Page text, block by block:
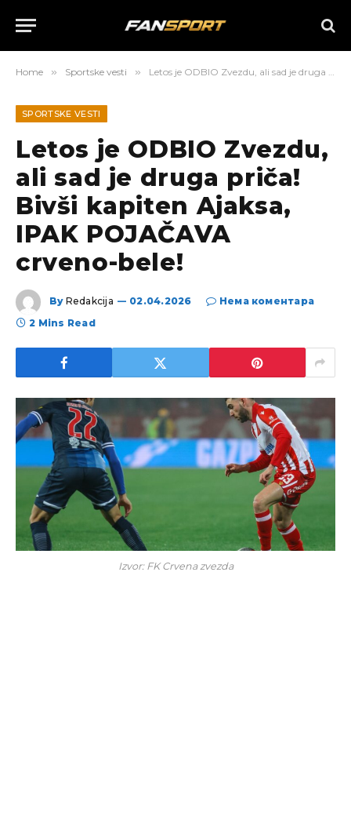
Home » Sportske vesti » Letos je ODBIO Zvezdu, ali sad je druga priča! Bivši kapiten Ajaksa, IPAK POJAČAVA crveno-bele!
SPORTSKE VESTI
Letos je ODBIO Zvezdu,
ali sad je druga priča!
Bivši kapiten Ajaksa,
IPAK POJAČAVA
crveno-bele!
By Redakcija 02.04.2026
Нема коментара
2 Mins Read
Izvor: FK Crvena zvezda